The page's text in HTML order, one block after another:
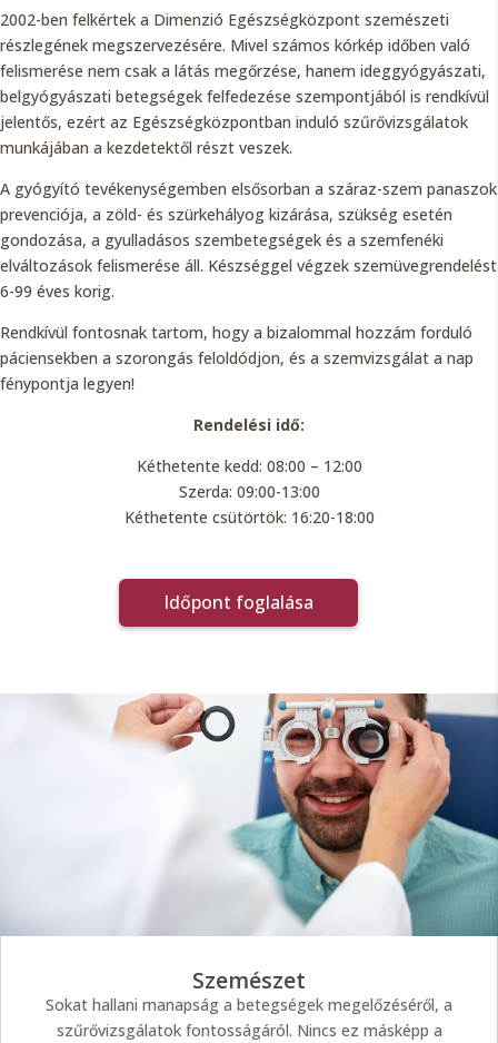
2002-ben felkértek a Dimenzió Egészségközpont szemészeti
részlegének megszervezésére. Mivel számos kórkép időben való
felismerése nem csak a látás megőrzése, hanem ideggyógyászati,
belgyógyászati betegségek felfedezése szempontjából is rendkívül
jelentős, ezért az Egészségközpontban induló szűrővizsgálatok
munkájában a kezdetektől részt veszek.
A gyógyító tevékenységemben elsősorban a száraz-szem panaszok
prevenciója, a zöld- és szürkehályog kizárása, szükség esetén
gondozása, a gyulladásos szembetegségek és a szemfenéki
elváltozások felismerése áll. Készséggel végzek szemüvegrendelést
6-99 éves korig.
Rendkívül fontosnak tartom, hogy a bizalommal hozzám forduló
páciensekben a szorongás feloldódjon, és a szemvizsgálat a nap
fénypontja legyen!
Rendelési idő:
Kéthetente kedd: 08:00 – 12:00
Szerda: 09:00-13:00
Kéthetente csütörtök: 16:20-18:00
Időpont foglalása
Szemészet
Sokat hallani manapság a betegségek megelőzéséről, a
szűrővizsgálatok fontosságáról. Nincs ez másképp a